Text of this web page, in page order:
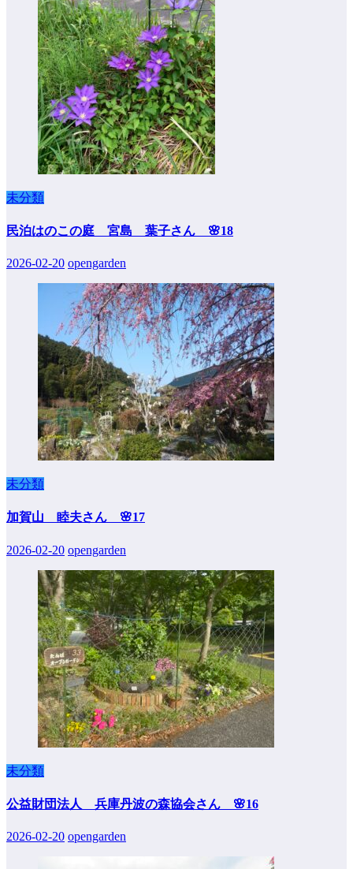
未分類
民泊はのこの庭 宮島 葉子さん 🌸18
2026-02-20 opengarden
未分類
加賀山 睦夫さん 🌸17
2026-02-20 opengarden
未分類
公益財団法人 兵庫丹波の森協会さん 🌸16
2026-02-20 opengarden